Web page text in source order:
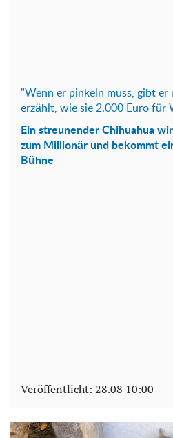
"Wenn er pinkeln muss, gibt er
erzählt, wie sie 2.000 Euro für
Ein streunender Chihuahua
zum Millionär und bekommt
Bühne
Veröffentlicht: 28.08 10:00